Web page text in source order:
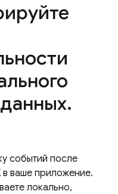
.
событий после
в ваше приложение.
локально,